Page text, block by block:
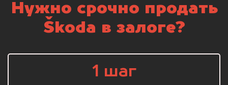
Нужно срочно продать
Škoda в залоге?
1 шаг